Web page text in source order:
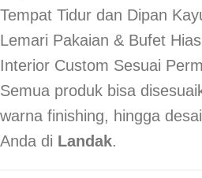
Tempat Tidur dan Dipan
Lemari Pakaian & Bufet Hias
Interior Custom Sesuai
Semua produk bisa
warna finishing, hingga
Anda di Landak.